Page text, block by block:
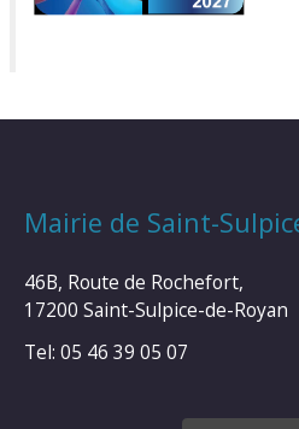
Mairie de Saint-
46B, Route de Rochefort,
17200 Saint-Sulpice-de-Royan
Tel: 05 46 39 05 07